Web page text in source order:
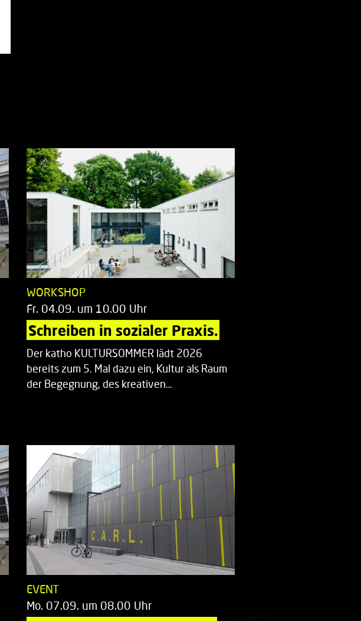
WORKSHOP
Fr. 04.09. um 10.00 Uhr
Schreiben in sozialer Praxis.
Der katho KULTURSOMMER lädt 2026
bereits zum 5. Mal dazu ein, Kultur als Raum
der Begegnung, des kreativen…
EVENT
Mo. 07.09. um 08.00 Uhr